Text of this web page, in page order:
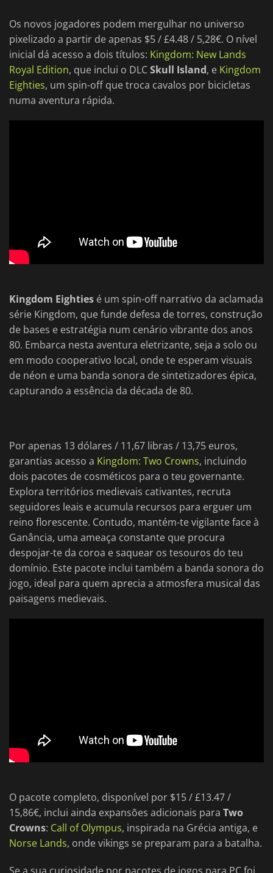
Os novos jogadores podem mergulhar no universo
pixelizado a partir de apenas $5 / £4.48 / 5,28€. O nível
inicial dá acesso a dois títulos: Kingdom: New Lands
Royal Edition, que inclui o DLCSkull Island, e Kingdom
Eighties, um spin-off que troca cavalos por bicicletas
numa aventura rápida.
Kingdom Eighties é um spin-off narrativo da aclamada
série Kingdom, que funde defesa de torres, construção
de bases e estratégia num cenário vibrante dos anos
80. Embarca nesta aventura eletrizante, seja a solo ou
em modo cooperativo local, onde te esperam visuais
de néon e uma banda sonora de sintetizadores épica,
capturando a essência da década de 80.
Por apenas 13 dólares / 11,67 libras / 13,75 euros,
garantias acesso a Kingdom: Two Crowns, incluindo
dois pacotes de cosméticos para o teu governante.
Explora territórios medievais cativantes, recruta
seguidores leais e acumula recursos para erguer um
reino florescente. Contudo, mantém-te vigilante face à
Ganância, uma ameaça constante que procura
despojar-te da coroa e saquear os tesouros do teu
domínio. Este pacote inclui também a banda sonora do
jogo, ideal para quem aprecia a atmosfera musical das
paisagens medievais.
O pacote completo, disponível por $15 / £13.47 /
15,86€, inclui ainda expansões adicionais para Two
Crowns: Call of Olympus, inspirada na Grécia antiga, e
Norse Lands, onde vikings se preparam para a batalha.